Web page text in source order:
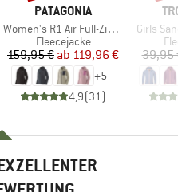
MARKE
PATAGONIA
Artikel
Women's R1 Air Full-Zip Hoody
Produktgruppe
Fleecejacke
Preis
159,95 € reduzierter Preis
ab 119,96 €
+5
4,9(31 )
Artikel
Girls
39,95